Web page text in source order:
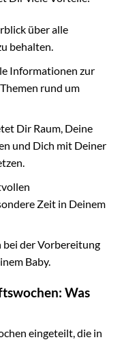
über alle
behalten.
Informationen zur
rund um
Dir Raum, Deine
und Dich mit Deiner
Zeit in Deinem
der Vorbereitung
Baby.
Was
eingeteilt, die in